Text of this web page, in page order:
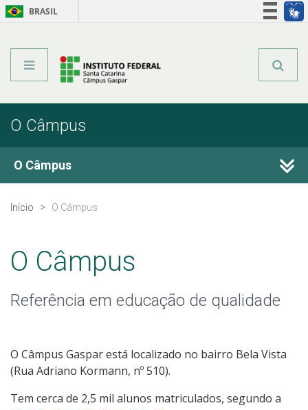
BRASIL
O Câmpus
O Câmpus
Histórico
Estrutura Organizacional
Colegiados e Comissões
Início O Câmpus
O Câmpus
Referência em educação de qualidade
O Câmpus Gaspar está localizado no bairro Bela Vista
(Rua Adriano Kormann, nº 510).
Tem cerca de 2,5 mil alunos matriculados, segundo a